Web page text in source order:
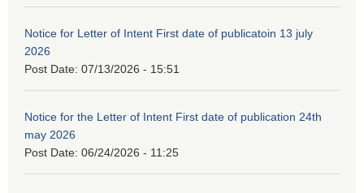
Notice for Letter of Intent First date of publicatoin 13 july
2026
Post Date: 07/13/2026 - 15:51
Notice for the Letter of Intent First date of publication 24th
may 2026
Post Date: 06/24/2026 - 11:25